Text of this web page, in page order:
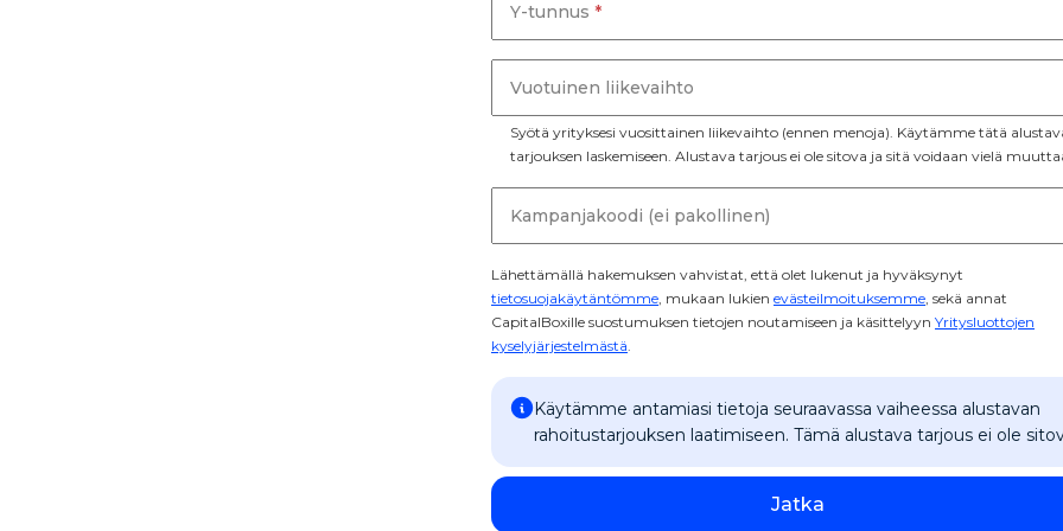
Y-tunnus *
Vuotuinen liikevaihto
Syötä yrityksesi vuosittainen liikevaihto (ennen menoja). Käytämme tätä
tarjouksen laskemiseen. Alustava tarjous ei ole sitova ja sitä voidaan vielä
Kampanjakoodi (ei pakollinen)
Lähettämällä hakemuksen vahvistat, että olet lukenut ja hyväksynyt
tietosuojakäytäntömme, mukaan lukien evästeilmoituksemme, sekä annat
CapitalBoxille suostumuksen tietojen noutamiseen ja käsittelyyn Yritysluottojen
kyselyjärjestelmästä.
Käytämme antamiasi tietoja seuraavassa vaiheessa alustavan
rahoitustarjouksen laatimiseen. Tämä alustava tarjous ei ole
Jatka